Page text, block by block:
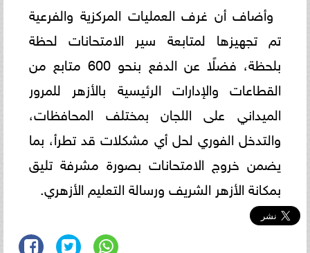
وأضاف أن غرف العمليات المركزية والفرعية
تم تجهيزها لمتابعة سير الامتحانات لحظة
بلحظة، فضلًا عن الدفع بنحو 600 متابع من
القطاعات والإدارات الرئيسية بالأزهر للمرور
الميداني على اللجان بمختلف المحافظات،
والتدخل الفوري لحل أي مشكلات قد تطرأ، بما
يضمن خروج الامتحانات بصورة مشرفة تليق
بمكانة الأزهر الشريف ورسالة التعليم الأزهري.